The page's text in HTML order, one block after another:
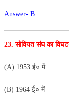
Answer- B
23. सोवियत संघ का
(A) 1953 ई० में
(B) 1964 ई० में